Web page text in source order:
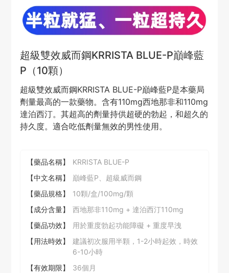
超級雙效威而鋼KRRISTA BLUE-P巔峰藍
P（10顆）
超級雙效威而鋼KRRISTA BLUE-P巔峰藍P是本藥局
劑量最高的一款藥物。含有110mg西地那非和110mg
達泊西汀。其超高的劑量持供超硬的勃起，和超久的
持久度。適合吃低劑量無效的男性使用。
【藥品名稱】
KRRISTA BLUE-P
【中文名稱】
巔峰藍P、超級威而鋼
【藥品規格】
10顆/盒/100mg/顆
【成分含量】
西地那非110mg + 達泊西汀110mg
【藥品功效】
用於重度勃起功能障礙 + 重度早洩
【用法時效】
建議初次服用半顆，1-2小時起效，時效
6-10小時
【有效期限】
36個月